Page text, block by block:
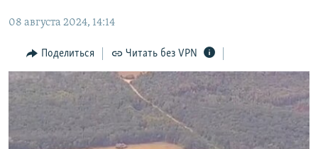
Вернутся
поиску
ИНТЕРАКТИВ
ИНФОГРАФИКА
ТЕЛЕПРОЕКТ КРЫМ.РЕАЛИИ
СОВЕТЫ ПРАВОЗАЩИТНИКОВ
ПРОПАВШИЕ БЕЗ ВЕСТИ
РАДІО СВОБОДА
КАК ОБОЙТИ БЛОКИРОВКУ
Українською
Qırımtatar
08 августа 2024, 14:14
Поделиться Читать без VPN